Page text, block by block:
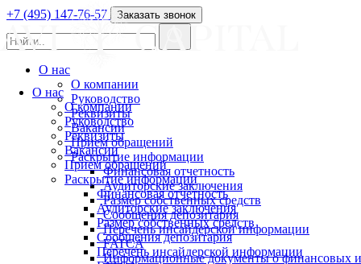
О нас
О компании
Руководство
Реквизиты
Вакансии
Прием обращений
Раскрытие информации
Финансовая отчетность
Аудиторские заключения
Размер собственных средств
Сообщения депозитария
Перечень инсайдерской информации
+7 (495) 147-76-57 Заказать звонок
О нас
О компании
Руководство
Реквизиты
Вакансии
Прием обращений
Раскрытие информации
Финансовая отчетность
Аудиторские заключения
Размер собственных средств
Сообщения депозитария
Перечень инсайдерской информации
FATCA
Информационные документы о финансовых